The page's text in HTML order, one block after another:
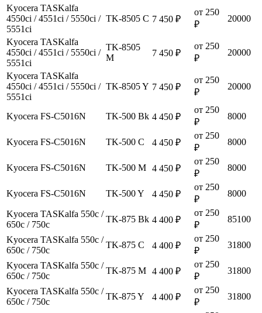
Kyocera TASKalfa
4550ci / 4551ci / 5550ci /
5551ci
TK-8505 C 7 450 ₽
от 250
₽
20000
Kyocera TASKalfa
4550ci / 4551ci / 5550ci /
5551ci
TK-8505
M
7 450 ₽
от 250
₽
20000
Kyocera TASKalfa
4550ci / 4551ci / 5550ci /
5551ci
TK-8505 Y 7 450 ₽
от 250
₽
20000
Kyocera FS-C5016N TK-500 Bk 4 450 ₽
от 250
₽
8000
Kyocera FS-C5016N TK-500 C 4 450 ₽
от 250
₽
8000
Kyocera FS-C5016N TK-500 M 4 450 ₽
от 250
₽
8000
Kyocera FS-C5016N TK-500 Y 4 450 ₽
от 250
₽
8000
Kyocera TASKalfa 550c /
650c / 750c
TK-875 Bk 4 400 ₽
от 250
₽
85100
Kyocera TASKalfa 550c /
650c / 750c
TK-875 C 4 400 ₽
от 250
₽
31800
Kyocera TASKalfa 550c /
650c / 750c
TK-875 M 4 400 ₽
от 250
₽
31800
Kyocera TASKalfa 550c /
650c / 750c
TK-875 Y 4 400 ₽
от 250
₽
31800